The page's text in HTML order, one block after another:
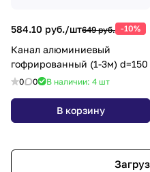
584.10 руб./шт649 руб. -10%
Канал алюминиевый
гофрированный (1-3м) d=150
0 0 В наличии: 4 шт
В корзину